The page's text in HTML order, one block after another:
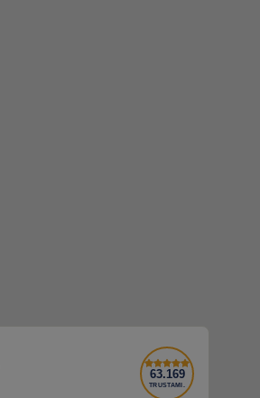
63.169
TRUSTAMI.